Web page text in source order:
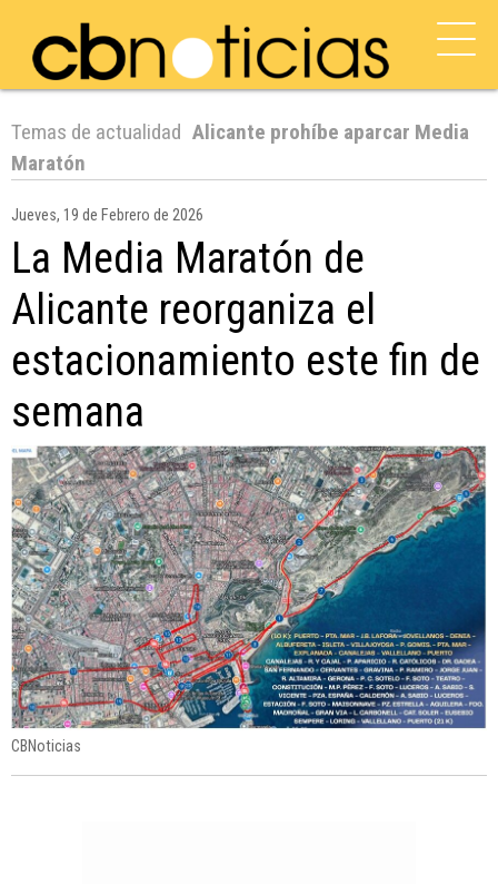
Temas de actualidad Alicante prohíbe aparcar Media
Maratón
Jueves, 19 de Febrero de 2026
La Media Maratón de
Alicante reorganiza el
estacionamiento este fin de
semana
CBNoticias